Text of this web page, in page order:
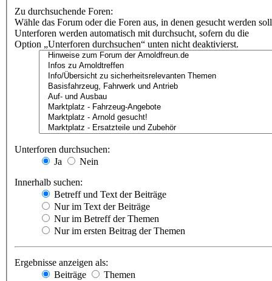
Zu durchsuchende Foren:
Wähle das Forum oder die Foren aus, in denen gesucht werden
Unterforen werden automatisch mit durchsucht, sofern du die
Option „Unterforen durchsuchen“ unten nicht deaktivierst.
Unterforen durchsuchen:
Ja
Nein
Innerhalb suchen:
Betreff und Text der Beiträge
Nur im Text der Beiträge
Nur im Betreff der Themen
Nur im ersten Beitrag der Themen
Ergebnisse anzeigen als:
Beiträge
Themen